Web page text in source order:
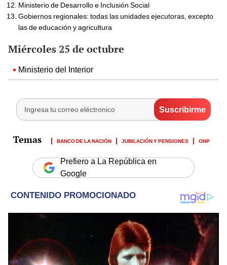
Ministerio de Desarrollo e Inclusión Social
Gobiernos regionales: todas las unidades ejecutoras, excepto
las de educación y agricultura
Miércoles 25 de octubre
Ministerio del Interior
BANCO DE LA NACIÓN JUBILACIÓN Y PENSIONES ONP
Prefiero a La República en
Google